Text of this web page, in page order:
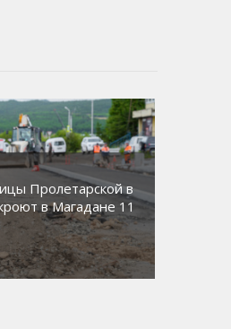
Пролетарской в
в Магадане 11